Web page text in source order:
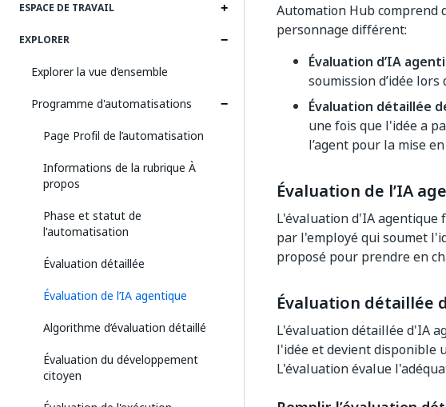
ESPACE DE TRAVAIL
EXPLORER
Explorer la vue d’ensemble
Programme d'automatisations
Page Profil de l’automatisation
Informations de la rubrique À
propos
Phase et statut de
l'automatisation
Évaluation détaillée
Évaluation de l’IA agentique
Algorithme d’évaluation détaillé
Évaluation du développement
citoyen
Automation Hub comprend
personnage différent:
Évaluation d’IA
soumission d’idée lors
Évaluation détaillée
une fois que l'idée a
l’agent pour la mise
Évaluation de l’IA
L'évaluation d'IA
par l'employé qui soumet
proposé pour prendre en
Évaluation détaillée
L'évaluation détaillée d'IA
l'idée et devient disponible
L'évaluation évalue